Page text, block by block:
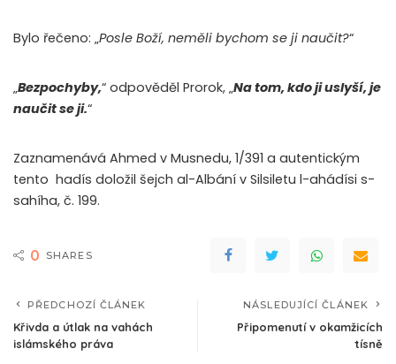
Bylo řečeno: „Posle Boží, neměli bychom se ji naučit?“
„Bezpochyby,“ odpověděl Prorok, „Na tom, kdo ji uslyší, je
naučit se ji.“
Zaznamenává Ahmed v Musnedu, 1/391 a autentickým
tento hadís doložil šejch al-Albání v Silsiletu l-ahádísi s-
sahíha, č. 199.
0 SHARES
PŘEDCHOZÍ ČLÁNEK
Křivda a útlak na vahách
islámského práva
NÁSLEDUJÍCÍ ČLÁNEK
Připomenutí v okamžicích
tísně